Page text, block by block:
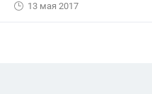
13 мая 2017